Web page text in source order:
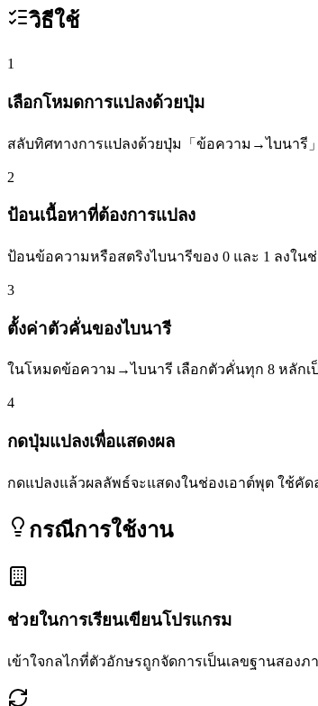
วิธีใช้
1
เลือกโหมดการแปลงด้วยปุ่ม
สลับทิศทางการแปลงด้วยปุ่ม「ข้อความ→ไบนารี
2
ป้อนเนื้อหาที่ต้องการแปลง
ป้อนข้อความหรือสตริงไบนารีของ 0 และ 1 ลงใน
3
ตั้งค่าตัวคั่นของไบนารี
ในโหมดข้อความ→ไบนารี เลือกตัวคั่นทุก 8 หลักเป็
4
กดปุ่มแปลงเพื่อแสดงผล
กดแปลงแล้วผลลัพธ์จะแสดงในช่องเอาต์พุต ใช้คั
กรณีการใช้งาน
ช่วยในการเรียนเขียนโปรแกรม
เข้าใจกลไกที่ตัวอักษรถูกจัดการเป็นเลขฐานสองภ